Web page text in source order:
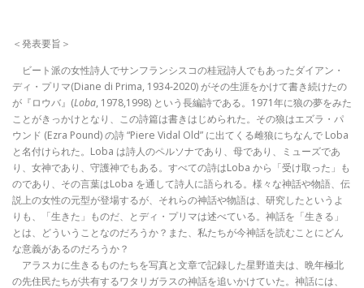
＜発表要旨＞
ビート派の女性詩人でサンフランシスコの桂冠詩人でもあったダイアン・
ディ・プリマ(Diane di Prima, 1934-2020) がその生涯をかけて書き続けたの
が『ロウバ』(Loba, 1978,1998) という長編詩である。1971年に狼の夢をみた
ことがきっかけとなり、この詩篇は書きはじめられた。その狼はエズラ・パ
ウンド (Ezra Pound) の詩 “Piere Vidal Old” に出てくる雌狼にちなんで Loba
と名付けられた。Loba は詩人のペルソナであり、母であり、ミューズであ
り、女神であり、守護神でもある。すべての詩はLoba から「受け取った」も
のであり、その言葉はLoba を通して詩人に語られる。様々な神話や物語、伝
説上の女性の元型が登場するが、それらの神話や物語は、研究したというよ
りも、「生きた」ものだ、とディ・プリマは述べている。神話を「生きる」
とは、どういうことなのだろうか？また、私たちが今神話を読むことにどん
な意義があるのだろうか？
アラスカに生きるものたちを写真と文章で記録した星野道夫は、晩年極北
の先住民たちが共有するワタリガラスの神話を追いかけていた。神話には、